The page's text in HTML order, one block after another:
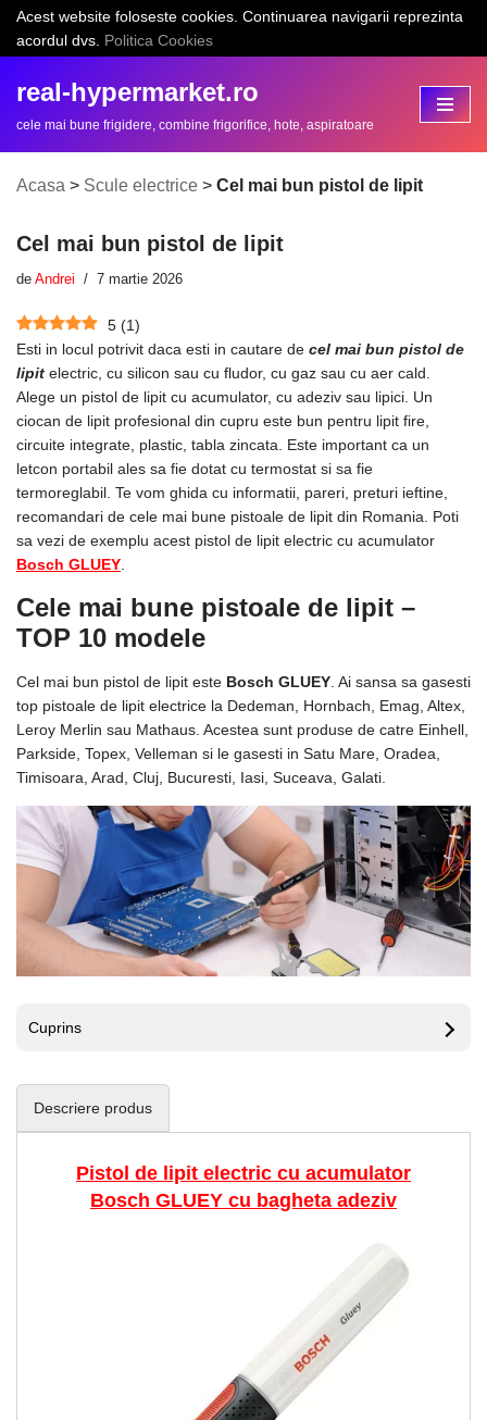
Sari
conținut
Acest website foloseste cookies. Continuarea navigarii reprezinta
acordul dvs. Politica Cookies
real-hypermarket.ro
cele mai bune frigidere, combine frigorifice, hote, aspiratoare
Acasa > Scule electrice > Cel mai bun pistol de lipit
Cel mai bun pistol de lipit
de Andrei 7 martie 2026
5 (1)
Esti in locul potrivit daca esti in cautare de cel mai bun pistol de
lipit electric, cu silicon sau cu fludor, cu gaz sau cu aer cald.
Alege un pistol de lipit cu acumulator, cu adeziv sau lipici. Un
ciocan de lipit profesional din cupru este bun pentru lipit fire,
circuite integrate, plastic, tabla zincata. Este important ca un
letcon portabil ales sa fie dotat cu termostat si sa fie
termoreglabil. Te vom ghida cu informatii, pareri, preturi ieftine,
recomandari de cele mai bune pistoale de lipit din Romania. Poti
sa vezi de exemplu acest pistol de lipit electric cu acumulator
Bosch GLUEY
Cele mai bune pistoale de lipit –
TOP 10 modele
Cel mai bun pistol de lipit este Bosch GLUEY . Ai sansa sa gasesti
top pistoale de lipit electrice la Dedeman, Hornbach, Emag, Altex,
Leroy Merlin sau Mathaus. Acestea sunt produse de catre Einhell,
Parkside, Topex, Velleman si le gasesti in Satu Mare, Oradea,
Timisoara, Arad, Cluj, Bucuresti, Iasi, Suceava, Galati.
Cuprins
Descriere produs
Pistol de lipit electric cu acumulator
Bosch GLUEY cu bagheta adeziv